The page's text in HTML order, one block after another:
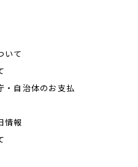
いて
・自治体のお支払
情報